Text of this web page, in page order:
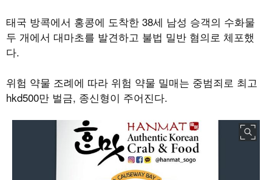
태국 방콕에서 홍콩에 도착한 38세 남성 승객의 수화물
두 개에서 대마초를 발견하고 불법 밀반 혐의로 체포했
다.
위험 약물 조례에 따라 위험 약물 밀매는 중범죄로 최고
hkd500만 벌금, 종신형이 주어진다.